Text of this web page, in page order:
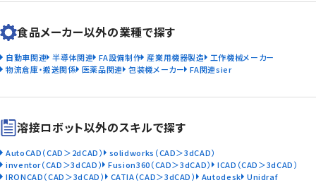
食品メーカー以外の業種で探す
自動車関連 半導体関連 FA設備制作 産業用機器製造
工作機械メーカー
物流倉庫・搬送関係 医薬品関連 包装機メーカー FA関連sier
溶接ロボット以外のスキルで探す
AutoCAD（CAD＞2dCAD）
solidworks（CAD＞3dCAD）
inventor（CAD＞3dCAD） Fusion360（CAD＞3dCAD）
ICAD（CAD＞3dCAD）
IRONCAD（CAD＞3dCAD）
CATIA（CAD＞3dCAD） Autodesk Unidraf